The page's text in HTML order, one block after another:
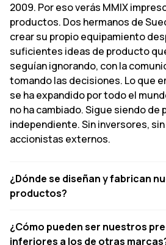
2009. Por eso verás MMIX
productos. Dos hermanos de
crear su propio equipamiento
suficientes ideas de producto
seguían ignorando, con la
tomando las decisiones. Lo que
se ha expandido por todo el
no ha cambiado. Sigue siendo de
independiente. Sin inversores,
accionistas externos.
¿Dónde se diseñan y fabrican
productos?
¿Cómo pueden ser nuestros
inferiores a los de otras